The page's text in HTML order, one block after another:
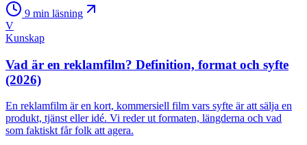
9 min läsning
V
Kunskap
Vad är en reklamfilm? Definition, format och syfte
(2026)
En reklamfilm är en kort, kommersiell film vars syfte är att sälja en
produkt, tjänst eller idé. Vi reder ut formaten, längderna och vad
som faktiskt får folk att agera.